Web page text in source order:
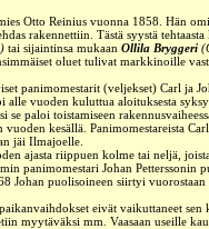
Otto Reinius vuonna 1858. Hän
rakennettiin. Tästä syystä tehtaasta
tai sijaintinsa mukaan Ollila Bryggeri
oluet tulivat markkinoille
panimomestarit (veljekset) Carl ja
vuoden kuluttua aloituksesta
se paloi toistamiseen
kesällä. Panimomestareista
jäi Ilmajoelle.
ajasta riippuen kolme tai neljä,
panimomestari Johan Petterssonin
Johan puolisoineen siirtyi vuorostaan
eivät vaikuttaneet sen
myytäväksi mm. Vaasaan useille